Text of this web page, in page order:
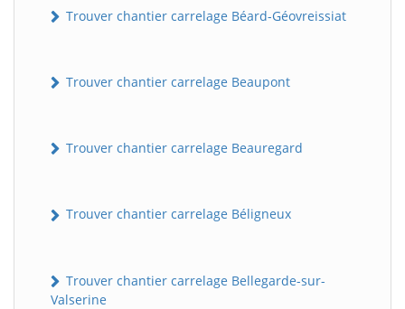
Trouver chantier carrelage Béard-Géovreissiat
Trouver chantier carrelage Beaupont
Trouver chantier carrelage Beauregard
Trouver chantier carrelage Béligneux
Trouver chantier carrelage Bellegarde-sur-
Valserine